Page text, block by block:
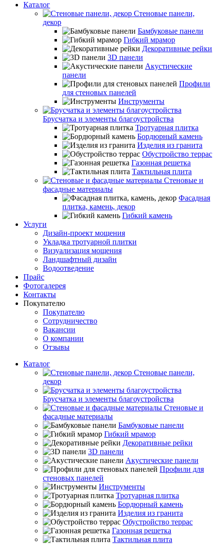
Каталог
Стеновые панели,
декор
Бамбуковые панели
Гибкий мрамор
Декоративные рейки
3D панели
Акустические
панели
Профили
для стеновых панелей
Инструменты
Брусчатка и элементы благоустройства
Тротуарная плитка
Бордюрный камень
Изделия из гранита
Обустройство террас
Газонная решетка
Тактильная плита
Стеновые и
фасадные материалы
Фасадная
плитка, камень, декор
Гибкий камень
Услуги
Дизайн-проект мощения
Укладка тротуарной плитки
Визуализация мощения
Ландшафтный дизайн
Водоотведение
Прайс
Фотогалерея
Контакты
Покупателю
Покупателю
Сотрудничество
Вакансии
О компании
Отзывы
Каталог
Стеновые панели,
декор
Брусчатка и элементы благоустройства
Стеновые и
фасадные материалы
Бамбуковые панели
Гибкий мрамор
Декоративные рейки
3D панели
Акустические панели
Профили для
стеновых панелей
Инструменты
Тротуарная плитка
Бордюрный камень
Изделия из гранита
Обустройство террас
Газонная решетка
Тактильная плита